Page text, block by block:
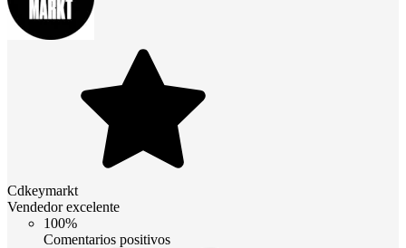
Cdkeymarkt
Vendedor excelente
100%
Comentarios positivos